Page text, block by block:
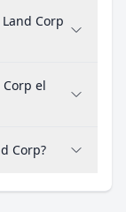
Corp
Corp el
Corp?